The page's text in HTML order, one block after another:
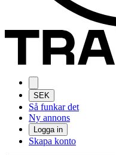
SEK
Så funkar det
Ny annons
Logga in
Skapa konto